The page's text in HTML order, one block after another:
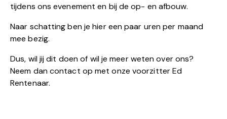
tijdens ons evenement en bij de op- en afbouw.
Naar schatting ben je hier een paar uren per maand
mee bezig.
Dus, wil jij dit doen of wil je meer weten over ons?
Neem dancontact op met onze voorzitter Ed
Rentenaar.